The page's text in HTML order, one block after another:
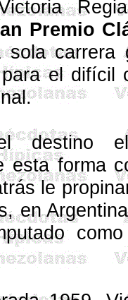
Premio
carrera
el difícil
destino
esta forma
le
en